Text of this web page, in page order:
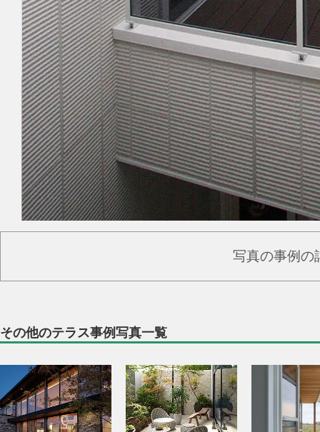
写真の事例の
その他のテラス事例写真一覧